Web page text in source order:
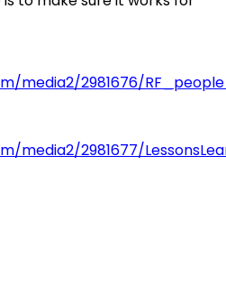
media2/2981676/
media2/2981677/